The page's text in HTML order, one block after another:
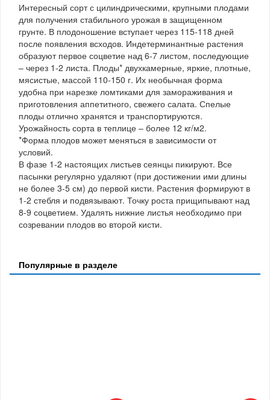
Интересный сорт с цилиндрическими, крупными плодами
для получения стабильного урожая в защищенном
грунте. В плодоношение вступает через 115-118 дней
после появления всходов. Индетерминантные растения
образуют первое соцветие над 6-7 листом, последующие
– через 1-2 листа. Плоды* двухкамерные, яркие, плотные,
мясистые, массой 110-150 г. Их необычная форма
удобна при нарезке ломтиками для замораживания и
приготовления аппетитного, свежего салата. Спелые
плоды отлично хранятся и транспортируются.
Урожайность сорта в теплице – более 12 кг/м2.
*Форма плодов может меняться в зависимости от
условий.
В фазе 1-2 настоящих листьев сеянцы пикируют. Все
пасынки регулярно удаляют (при достижении ими длины
не более 3-5 см) до первой кисти. Растения формируют в
1-2 стебля и подвязывают. Точку роста прищипывают над
8-9 соцветием. Удалять нижние листья необходимо при
созревании плодов во второй кисти.
Популярные в разделе